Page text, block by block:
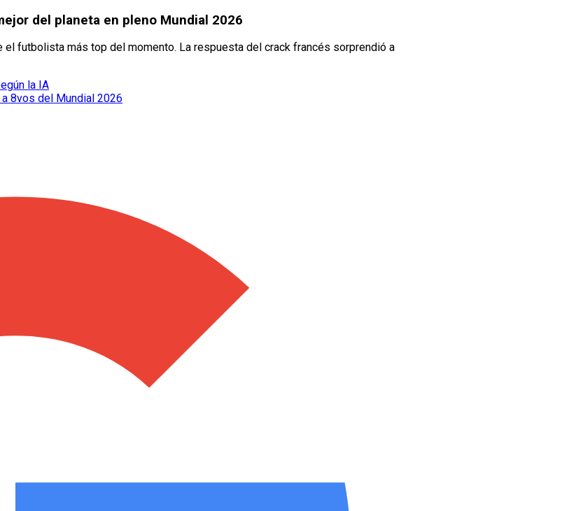
del planeta en pleno Mundial 2026
futbolista más top del momento. La respuesta del crack francés sorprendió a
la IA
8vos del Mundial 2026